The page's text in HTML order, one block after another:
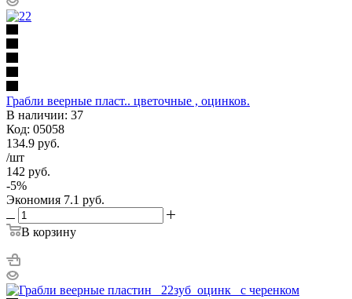
Грабли веерные пласт.. цветочные , оцинков.
В наличии: 37
Код: 05058
134.9 руб.
/шт
142 руб.
-5%
Экономия 7.1 руб.
В корзину